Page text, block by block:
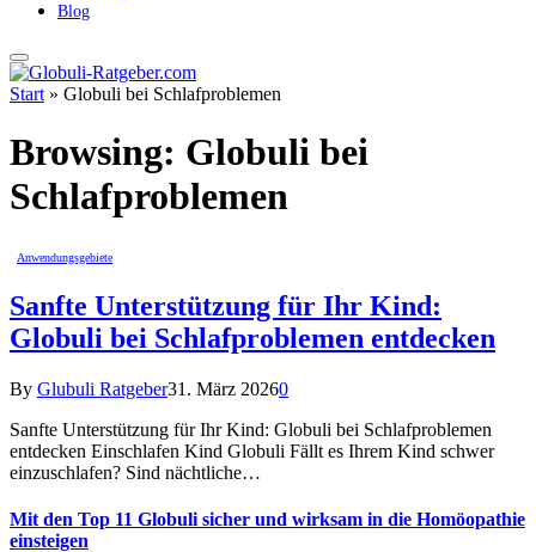
Blog
Start » Globuli bei Schlafproblemen
Browsing: Globuli bei
Schlafproblemen
Anwendungsgebiete
Sanfte Unterstützung für Ihr Kind:
Globuli bei Schlafproblemen entdecken
By Glubuli Ratgeber31. März 20260
Sanfte Unterstützung für Ihr Kind: Globuli bei Schlafproblemen
entdecken Einschlafen Kind Globuli Fällt es Ihrem Kind schwer
einzuschlafen? Sind nächtliche…
Mit den Top 11 Globuli sicher und wirksam in die Homöopathie
einsteigen